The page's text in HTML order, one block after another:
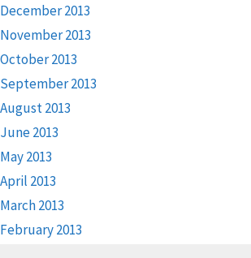
December 2013
November 2013
October 2013
September 2013
August 2013
June 2013
May 2013
April 2013
March 2013
February 2013